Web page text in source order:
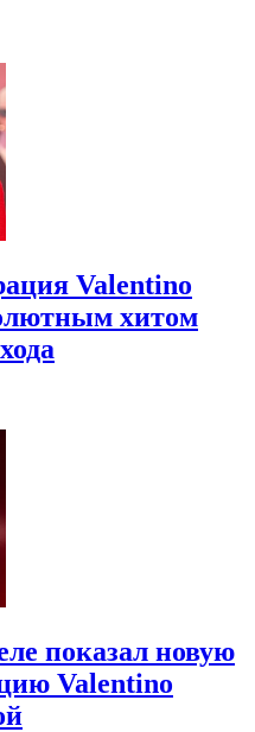
Valentino
хитом
показал новую
Valentino